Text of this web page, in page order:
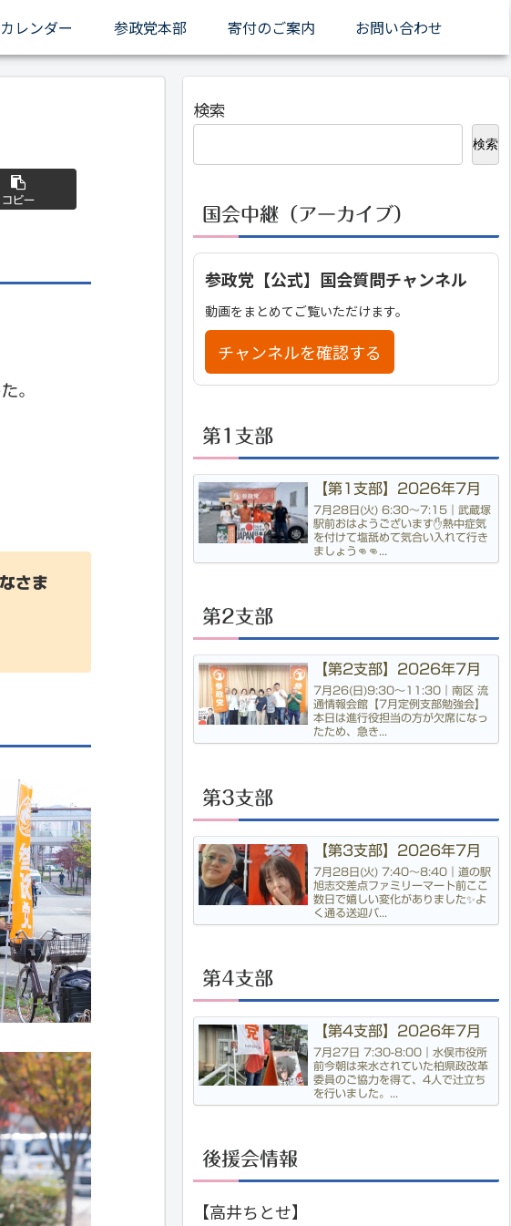
レンダー 参政党本部 寄付のご案内 お問い合わせ
コピー
。
さま
検索
検索
国会中継（アーカイブ）
参政党【公式】国会質問チャンネル
動画をまとめてご覧いただけます。
チャンネルを確認する
第1支部
【第1支部】2026年7月
7月28日(火) 6:30〜7:15｜武蔵塚
駅前おはようございます✋熱中症気
を付けて塩舐めて気合い入れて行き
ましょう👊👊...
第2支部
【第2支部】2026年7月
7月26(日)9:30〜11:30｜南区 流
通情報会館【7月定例支部勉強会】
本日は進行役担当の方が欠席になっ
たため、急き...
第3支部
【第3支部】2026年7月
7月28日(火) 7:40〜8:40｜道の駅
旭志交差点ファミリーマート前ここ
数日で嬉しい変化がありました✨よ
く通る送迎バ...
第4支部
【第4支部】2026年7月
7月27日 7:30-8:00｜水俣市役所
前今朝は来水されていた柏県政改革
委員のご協力を得て、4人で辻立ち
を行いました。...
後援会情報
【高井ちとせ】